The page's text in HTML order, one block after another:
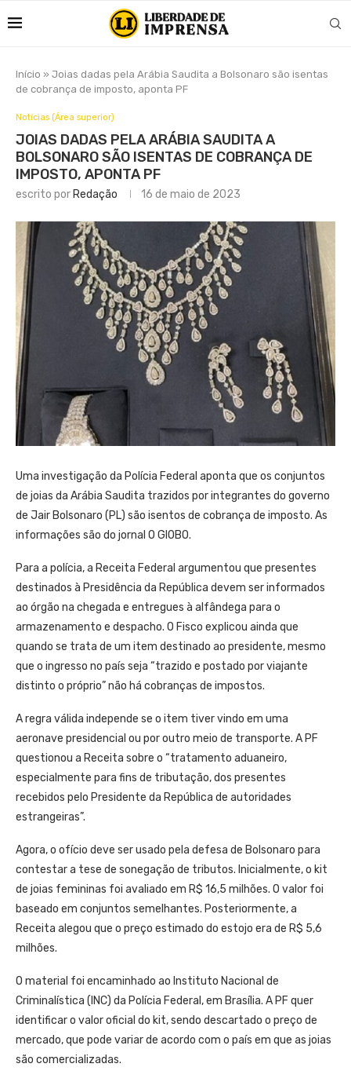
Início » Joias dadas pela Arábia Saudita a Bolsonaro são isentas
de cobrança de imposto, aponta PF
Notícias (Área superior)
JOIAS DADAS PELA ARÁBIA SAUDITA A
BOLSONARO SÃO ISENTAS DE COBRANÇA DE
IMPOSTO, APONTA PF
escrito por Redação 16 de maio de 2023
Uma investigação da Polícia Federal aponta que os conjuntos
de joias da Arábia Saudita trazidos por integrantes do governo
de Jair Bolsonaro (PL) são isentos de cobrança de imposto. As
informações são do jornal O GlOBO.
Para a polícia, a Receita Federal argumentou que presentes
destinados à Presidência da República devem ser informados
ao órgão na chegada e entregues à alfândega para o
armazenamento e despacho. O Fisco explicou ainda que
quando se trata de um item destinado ao presidente, mesmo
que o ingresso no país seja “trazido e postado por viajante
distinto o próprio” não há cobranças de impostos.
A regra válida independe se o item tiver vindo em uma
aeronave presidencial ou por outro meio de transporte. A PF
questionou a Receita sobre o “tratamento aduaneiro,
especialmente para fins de tributação, dos presentes
recebidos pelo Presidente da República de autoridades
estrangeiras”.
Agora, o ofício deve ser usado pela defesa de Bolsonaro para
contestar a tese de sonegação de tributos. Inicialmente, o kit
de joias femininas foi avaliado em R$ 16,5 milhões. O valor foi
baseado em conjuntos semelhantes. Posteriormente, a
Receita alegou que o preço estimado do estojo era de R$ 5,6
milhões.
O material foi encaminhado ao Instituto Nacional de
Criminalística (INC) da Polícia Federal, em Brasília. A PF quer
identificar o valor oficial do kit, sendo descartado o preço de
mercado, que pode variar de acordo com o país em que as joias
são comercializadas.